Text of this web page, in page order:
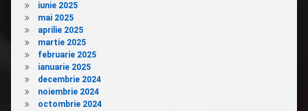
iunie 2025
mai 2025
aprilie 2025
martie 2025
februarie 2025
ianuarie 2025
decembrie 2024
noiembrie 2024
octombrie 2024